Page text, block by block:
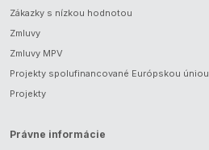
Zákazky s nízkou hodnotou
Zmluvy
Zmluvy MPV
Projekty spolufinancované Európskou úniou
Projekty
Právne informácie